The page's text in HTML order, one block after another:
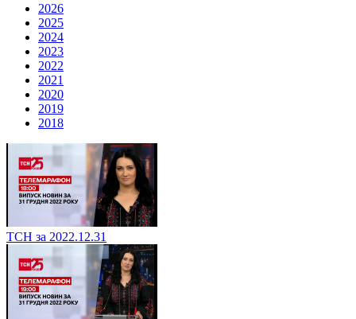
2026
2025
2024
2023
2022
2021
2020
2019
2018
ТСН за 2022.12.31